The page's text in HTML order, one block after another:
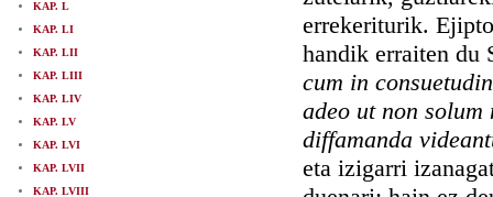
KAP. L
KAP. LI
KAP. LII
KAP. LIII
KAP. LIV
KAP. LV
KAP. LVI
KAP. LVII
KAP. LVIII
errekeriturik.
handik erraiten du
cum in
adeo ut non
diffamanda
eta izigarri